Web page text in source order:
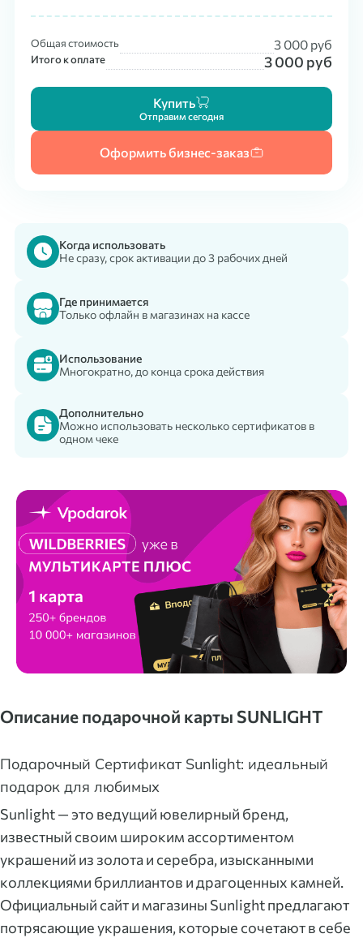
Общая стоимость 3 000 руб
Итого к оплате 3 000 руб
Купить
Отправим сегодня
Оформить бизнес-заказ
Когда использовать
Не сразу, срок активации до 3 рабочих дней
Где принимается
Только офлайн в магазинах на кассе
Использование
Многократно, до конца срока действия
Дополнительно
Можно использовать несколько сертификатов в
одном чеке
Описание подарочной карты SUNLIGHT
Подарочный Сертификат Sunlight: идеальный
подарок для любимых
Sunlight — это ведущий ювелирный бренд,
известный своим широким ассортиментом
украшений из золота и серебра, изысканными
коллекциями бриллиантов и драгоценных камней.
Официальный сайт и магазины Sunlight предлагают
потрясающие украшения, которые сочетают в себе